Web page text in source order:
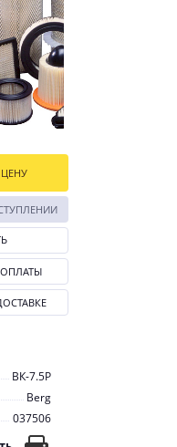
ВК-7.5Р
Berg
037506